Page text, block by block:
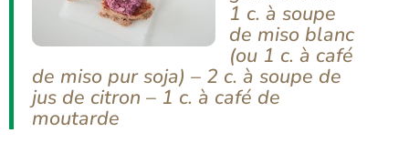
1 c. à soupe
de miso blanc
(ou 1 c. à café
de miso pur soja) – 2 c. à soupe de
jus de citron – 1 c. à café de
moutarde